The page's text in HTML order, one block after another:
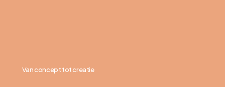
Van concept tot creatie